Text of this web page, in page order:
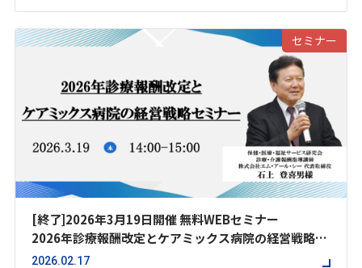
セミナー
[終了]2026年3月19日開催 無料WEBセミナー
2026年診療報酬改定とケアミックス病院の経営戦略セ
ミナー
2026.02.17